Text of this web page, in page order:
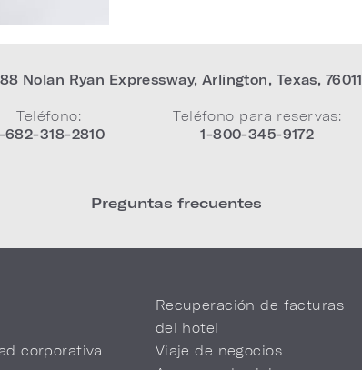
Nolan Ryan Expressway, Arlington, Texas, 76011
Teléfono:
682-318-2810
Teléfono para reservas:
1-800-345-9172
Preguntas frecuentes
corporativa
Recuperación de facturas
del hotel
Viaje de negocios